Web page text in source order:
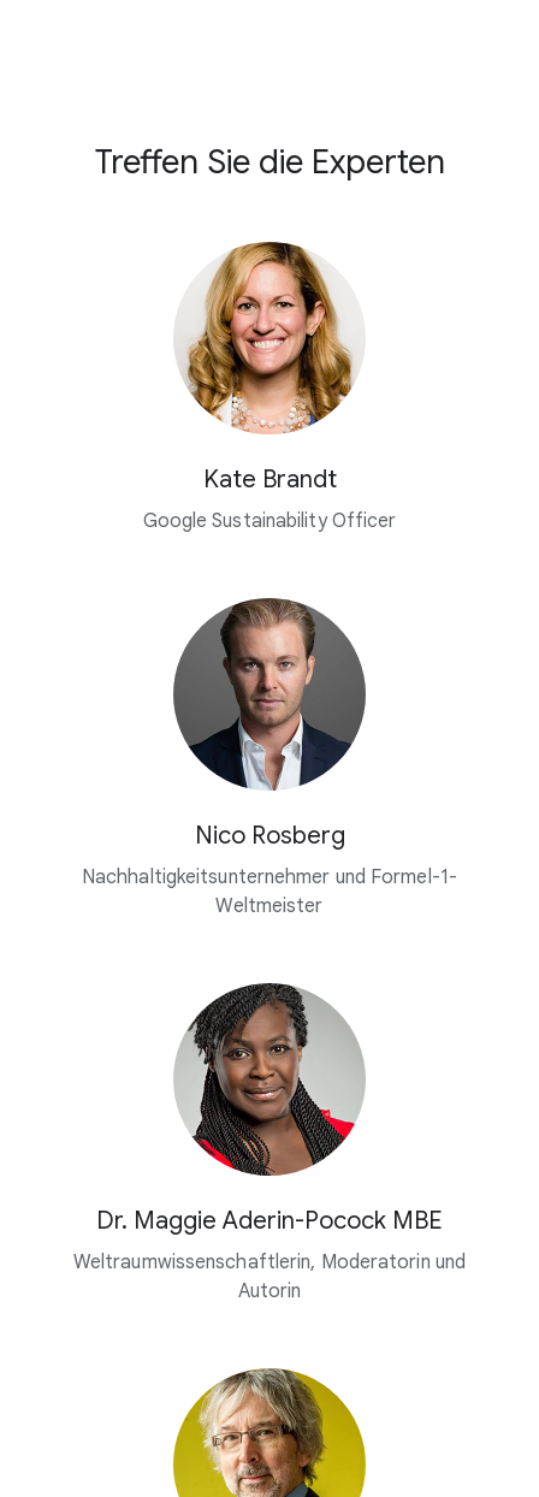
Treffen Sie die Experten
Kate Brandt
Google Sustainability Officer
Nico Rosberg
Nachhaltigkeitsunternehmer und Formel-1-
Weltmeister
Dr. Maggie Aderin-Pocock MBE
Weltraumwissenschaftlerin, Moderatorin und
Autorin